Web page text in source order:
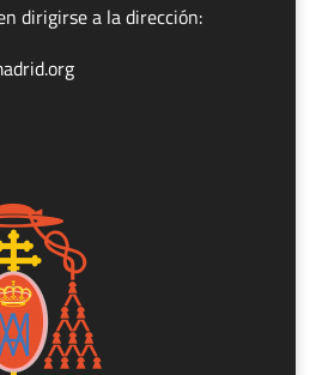
dirigirse a la dirección: